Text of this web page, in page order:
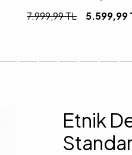
7.999,99TL 5.599,99
Etnik